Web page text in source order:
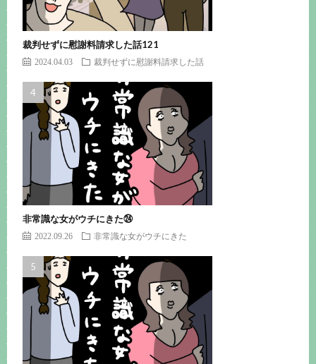
裁判せずに慰謝料請求した話121
2024.04.03 裁判せずに慰謝料請求した話
非常識な女がウチにきた㉔
2022.09.26 非常識な女がウチにきた